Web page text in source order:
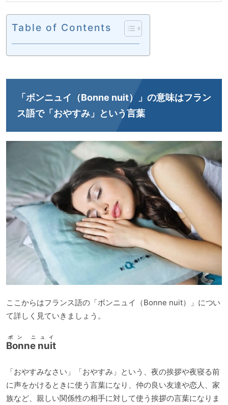
Table of Contents
「ボンニュイ（Bonne nuit）」の意味はフラン
ス語で「おやすみ」という言葉
ここからはフランス語の「ボンニュイ（Bonne nuit）」につい
て詳しく見ていきましょう。
Bonne nuit
ボン ニュイ
「おやすみなさい」「おやすみ」という、夜の挨拶や夜寝る前
に声をかけるときに使う言葉になり、仲の良い友達や恋人、家
族など、親しい関係性の相手に対して使う挨拶の言葉になりま